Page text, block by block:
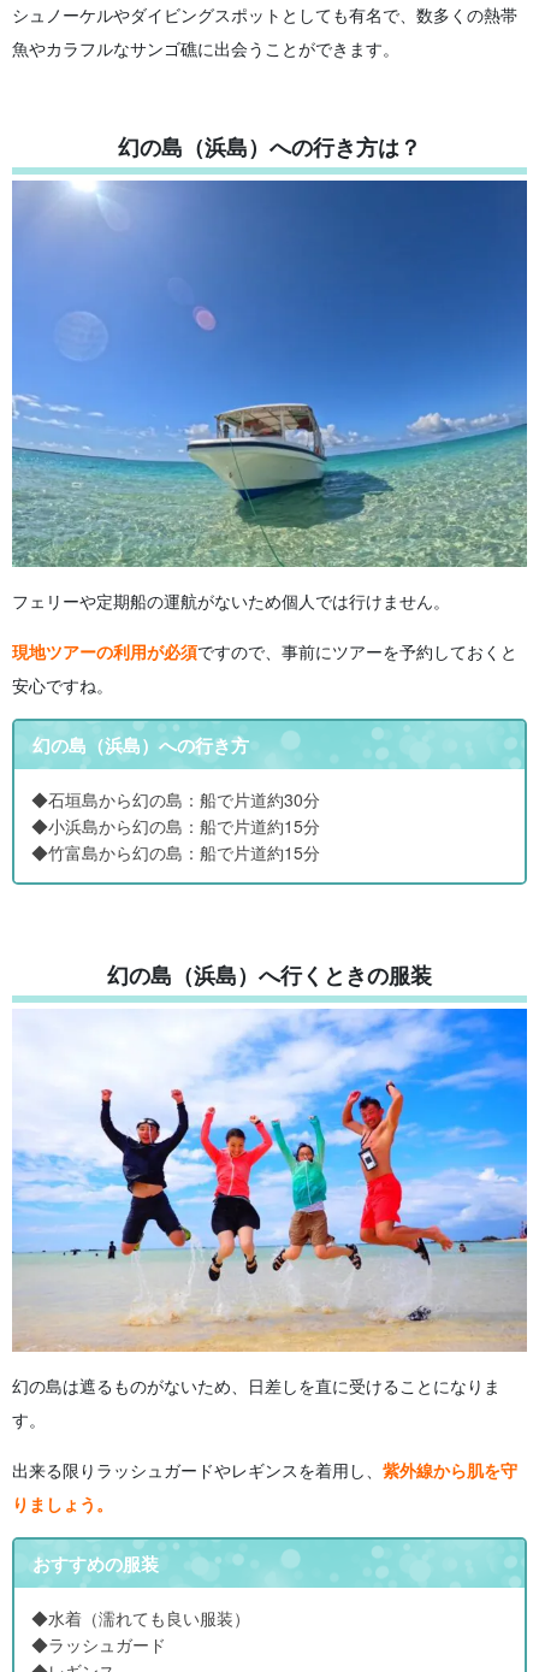
シュノーケルやダイビングスポットとしても有名で、数多くの熱帯
魚やカラフルなサンゴ礁に出会うことができます。
幻の島（浜島）への行き方は？
フェリーや定期船の運航がないため個人では行けません。
現地ツアーの利用が必須ですので、事前にツアーを予約しておくと
安心ですね。
幻の島（浜島）への行き方
◆石垣島から幻の島：船で片道約30分
◆小浜島から幻の島：船で片道約15分
◆竹富島から幻の島：船で片道約15分
幻の島（浜島）へ行くときの服装
幻の島は遮るものがないため、日差しを直に受けることになりま
す。
出来る限りラッシュガードやレギンスを着用し、 紫外線から肌を守
りましょう。
おすすめの服装
◆水着（濡れても良い服装）
◆ラッシュガード